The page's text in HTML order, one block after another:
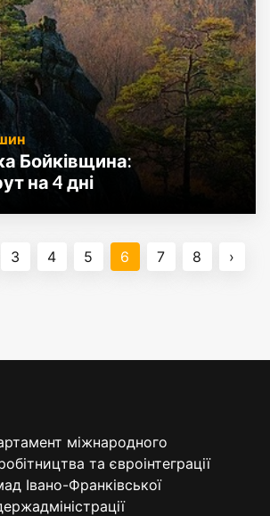
Бойківщина:
на 4 дні
3 4 5 6 7 8 ›
міжнародного
та євроінтеграції
Івано-Франківської